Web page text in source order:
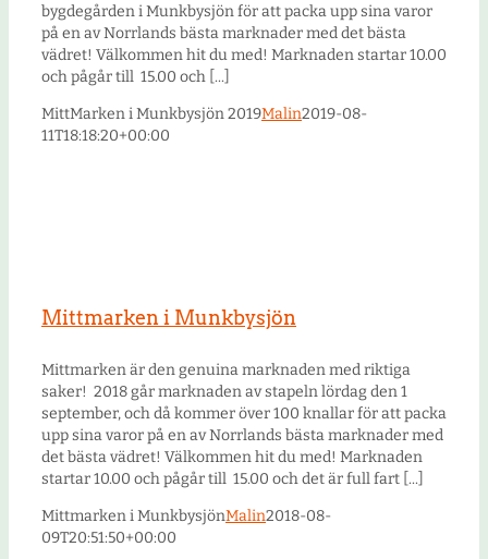
bygdegården i Munkbysjön för att packa upp sina varor
på en av Norrlands bästa marknader med det bästa
vädret! Välkommen hit du med! Marknaden startar 10.00
och pågår till 15.00 och [...]
MittMarken i Munkbysjön 2019Malin2019-08-
11T18:18:20+00:00
Mittmarken i Munkbysjön
Mittmarken är den genuina marknaden med riktiga
saker! 2018 går marknaden av stapeln lördag den 1
september, och då kommer över 100 knallar för att packa
upp sina varor på en av Norrlands bästa marknader med
det bästa vädret! Välkommen hit du med! Marknaden
startar 10.00 och pågår till 15.00 och det är full fart [...]
Mittmarken i MunkbysjönMalin2018-08-
09T20:51:50+00:00